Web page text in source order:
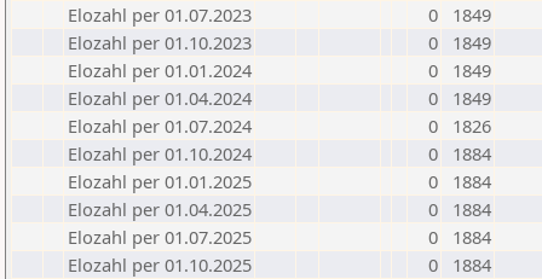
Elozahl per 01.07.2023
0
1849
Elozahl per 01.10.2023
0
1849
Elozahl per 01.01.2024
0
1849
Elozahl per 01.04.2024
0
1849
Elozahl per 01.07.2024
0
1826
Elozahl per 01.10.2024
0
1884
Elozahl per 01.01.2025
0
1884
Elozahl per 01.04.2025
0
1884
Elozahl per 01.07.2025
0
1884
Elozahl per 01.10.2025
0
1884